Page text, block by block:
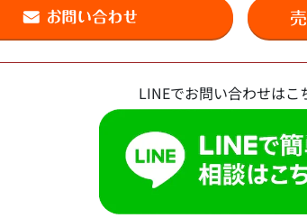
LINEでお問い合わせはこ